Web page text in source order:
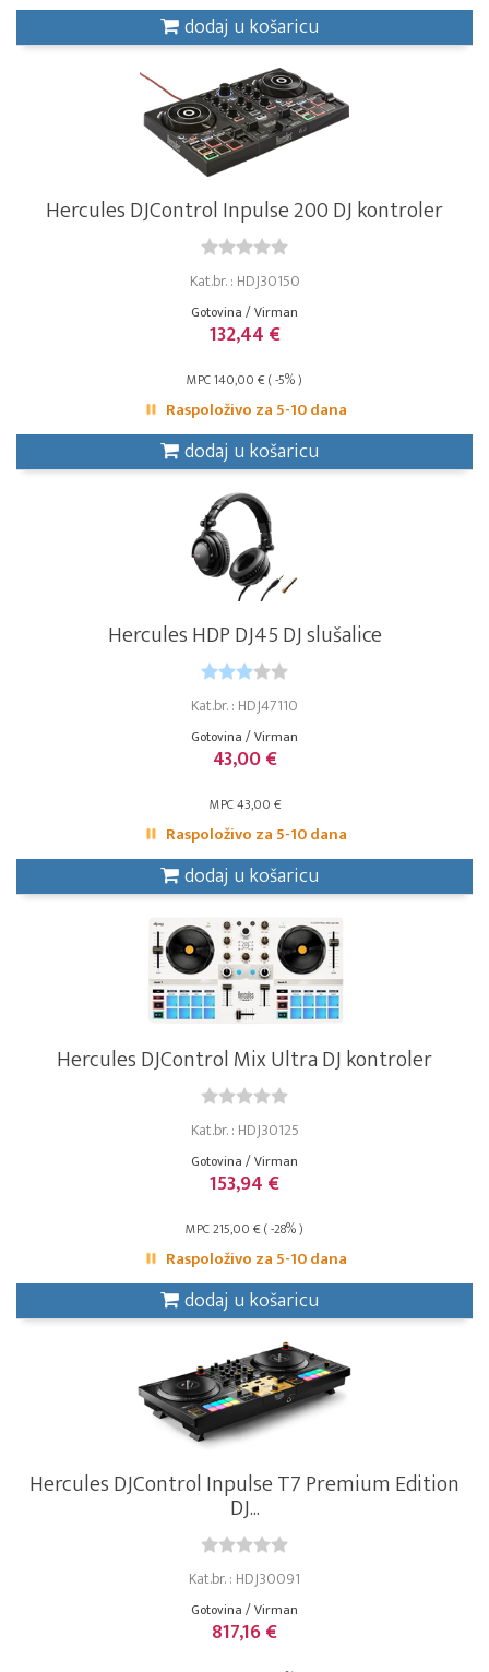
dodaj u košaricu
Hercules DJControl Inpulse 200 DJ kontroler
Kat.br. : HDJ30150
Gotovina / Virman
132,44 €
MPC 140,00 € ( -5% )
Raspoloživo za 5-10 dana
dodaj u košaricu
Hercules HDP DJ45 DJ slušalice
Kat.br. : HDJ47110
Gotovina / Virman
43,00 €
MPC 43,00 €
Raspoloživo za 5-10 dana
dodaj u košaricu
Hercules DJControl Mix Ultra DJ kontroler
Kat.br. : HDJ30125
Gotovina / Virman
153,94 €
MPC 215,00 € ( -28% )
Raspoloživo za 5-10 dana
dodaj u košaricu
Hercules DJControl Inpulse T7 Premium Edition
DJ...
Kat.br. : HDJ30091
Gotovina / Virman
817,16 €